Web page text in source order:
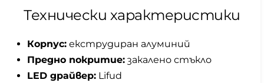
Технически характеристики
Корпус: екструдиран алуминий
Предно покритие: закалено стъкло
LED драйвер: Lifud